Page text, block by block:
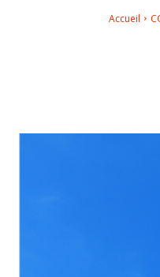
Accueil